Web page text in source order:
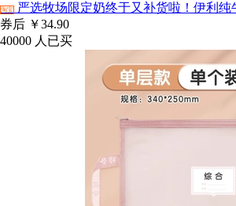
淘宝
严选牧场限定奶终于又补货啦！伊利纯
券后 ￥34.90
40000 人已买